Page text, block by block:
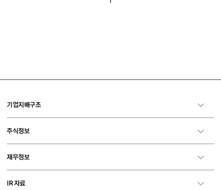
기업지배구조
주식정보
재무정보
IR 자료